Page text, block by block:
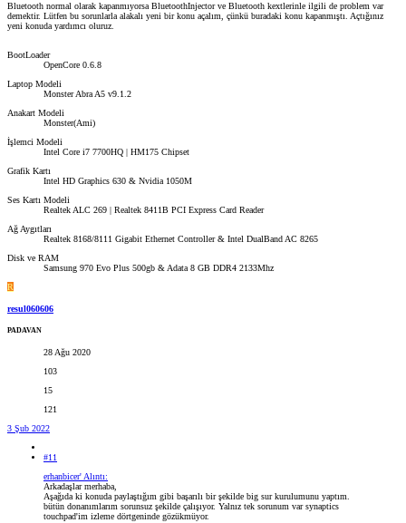
Bluetooth normal olarak kapanmıyorsa BluetoothInjector ve Bluetooth kextlerinle ilgili de problem var
demektir. Lütfen bu sorunlarla alakalı yeni bir konu açalım, çünkü buradaki konu kapanmıştı. Açtığınız
yeni konuda yardımcı oluruz.
BootLoader
OpenCore 0.6.8
Laptop Modeli
Monster Abra A5 v9.1.2
Anakart Modeli
Monster(Ami)
İşlemci Modeli
Intel Core i7 7700HQ | HM175 Chipset
Grafik Kartı
Intel HD Graphics 630 & Nvidia 1050M
Ses Kartı Modeli
Realtek ALC 269 | Realtek 8411B PCI Express Card Reader
Ağ Aygıtları
Realtek 8168/8111 Gigabit Ethernet Controller & Intel DualBand AC 8265
Disk ve RAM
Samsung 970 Evo Plus 500gb & Adata 8 GB DDR4 2133Mhz
R
resul060606
PADAVAN
28 Ağu 2020
103
15
121
3 Şub 2022
#11
erhanbicer' Alıntı:
Arkadaşlar merhaba,
Aşağıda ki konuda paylaştığım gibi başarılı bir şekilde big sur kurulumunu yaptım.
bütün donanımlarım sorunsuz şekilde çalışıyor. Yalnız tek sorunum var synaptics
touchpad'im izleme dörtgeninde gözükmüyor.